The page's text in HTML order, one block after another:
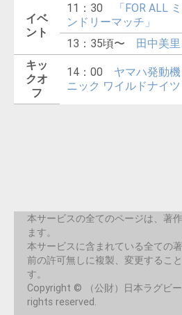
イベ
ント
11：30
「FOR ALL
ンドリーマッチ」
13：35頃〜 田中美
キッ
クオ
フ
14：00 ヤマハ発動
ニック ワイルドナイツ
本サービスの全てのページは、著
ます。
本サービスに含まれている全ての
前の許可無しに複製、変更するこ
す。
Copyright © （公財）日本ラグビー
rights reserved.